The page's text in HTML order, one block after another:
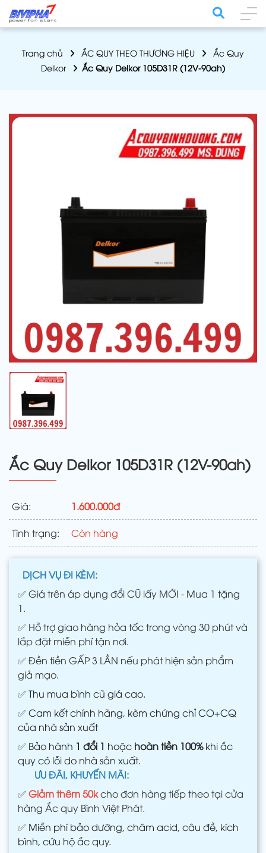
Trang chủ ẮC QUY THEO THƯƠNG HIỆU
Ắc Quy
Delkor
Ắc Quy Delkor 105D31R (12V-90ah)
Ắc Quy Delkor 105D31R (12V-90ah)
Giá: 1.600.000đ
Tình trạng: Còn hàng
DỊCH VỤ ĐI KÈM:
✅ Giá trên áp dụng đổi CŨ lấy MỚI - Mua 1 tặng
1.
✅ Hỗ trợ giao hàng hỏa tốc trong vòng 30 phút và
lắp đặt miễn phí tận nơi.
✅ Đền tiền GẤP 3 LẦN nếu phát hiện sản phẩm
giả mạo.
✅ Thu mua bình cũ giá cao.
✅ Cam kết chính hãng, kèm chứng chỉ CO+CQ
của nhà sản xuất
✅ Bảo hành 1 đổi 1 hoặc hoàn tiền 100%khi ắc
quy có lỗi do nhà sản xuất.
ƯU ĐÃI, KHUYẾN MÃI:
✅ Giảm thêm 50kcho đơn hàng tiếp theo tại cửa
hàng Ắc quy Bình Việt Phát.
✅ Miễn phí bảo dưỡng, châm acid, câu đề, kích
bình, cứu hộ ắc quy.